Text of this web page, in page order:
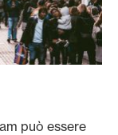
può essere